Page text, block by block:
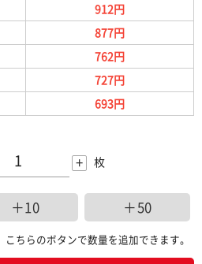
912円
877円
762円
727円
693円
+ 枚
＋10 ＋50
こちらのボタンで数量を追加できます。